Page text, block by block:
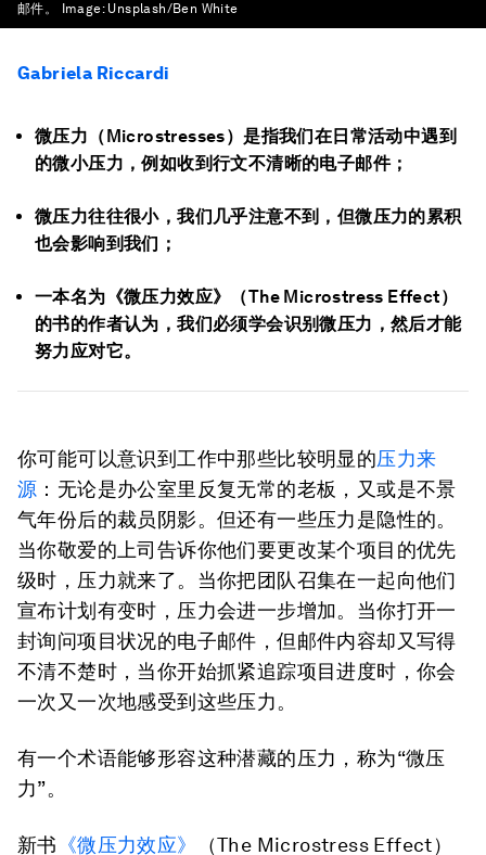
邮件。
Image: Unsplash/Ben White
Gabriela Riccardi
微压力（Microstresses）是指我们在日常活动中遇到
的微小压力，例如收到行文不清晰的电子邮件；
微压力往往很小，我们几乎注意不到，但微压力的累积
也会影响到我们；
一本名为《微压力效应》（The Microstress Effect）
的书的作者认为，我们必须学会识别微压力，然后才能
努力应对它。
你可能可以意识到工作中那些比较明显的压力来
源 ：无论是办公室里反复无常的老板，又或是不景
气年份后的裁员阴影。但还有一些压力是隐性的。
当你敬爱的上司告诉你他们要更改某个项目的优先
级时，压力就来了。当你把团队召集在一起向他们
宣布计划有变时，压力会进一步增加。当你打开一
封询问项目状况的电子邮件，但邮件内容却又写得
不清不楚时，当你开始抓紧追踪项目进度时，你会
一次又一次地感受到这些压力。
有一个术语能够形容这种潜藏的压力，称为“微压
力”。
新书 《微压力效应》
（The Microstress Effect）